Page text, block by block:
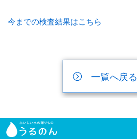
今までの検査結果はこちら
一覧へ戻る